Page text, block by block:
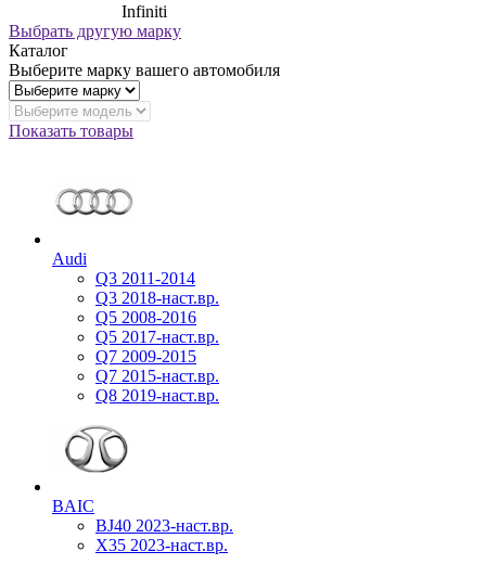
Infiniti
Выбрать другую марку
Каталог
Выберите марку вашего автомобиля
Показать товары
Audi
Q3 2011-2014
Q3 2018-наст.вр.
Q5 2008-2016
Q5 2017-наст.вр.
Q7 2009-2015
Q7 2015-наст.вр.
Q8 2019-наст.вр.
BAIC
BJ40 2023-наст.вр.
X35 2023-наст.вр.